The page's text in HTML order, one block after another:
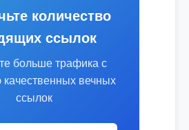
количество
ссылок
больше трафика с
вечных
ссылок